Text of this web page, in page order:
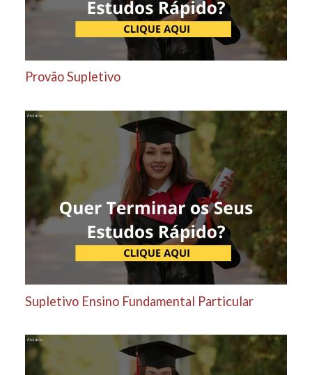
Provão Supletivo
Supletivo Ensino Fundamental Particular